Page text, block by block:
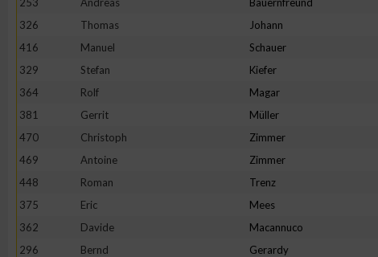
326
Thomas Johann
416
Manuel Schauer
329
Stefan Kiefer
364
Rolf Magar
381
Gerrit Müller
470
Christoph Zimmer
469
Antoine Zimmer
448
Roman Trenz
375
Eric Mees
362
Davide Macannuco
296
Bernd Gerardy
Erstellung von Profilen zur Personalisierung von Inhalten
Messung der Werbeleistung
Messung der Performance von Inhalten
Analyse von Zielgruppen durch Statistiken oder Kombinationen